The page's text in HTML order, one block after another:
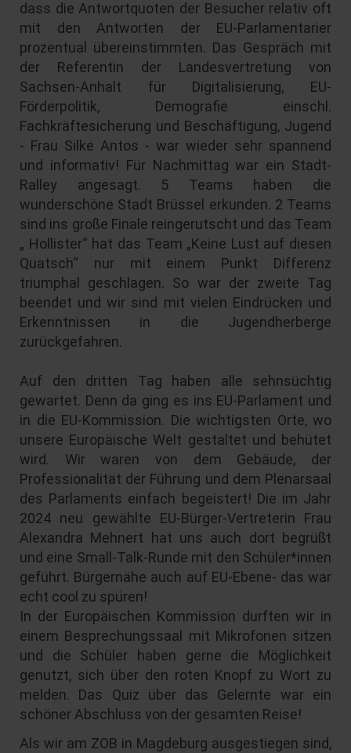
dass die Antwortquoten der Besucher relativ oft
mit den Antworten der EU-Parlamentarier
prozentual übereinstimmten. Das Gespräch mit
der Referentin der Landesvertretung von
Sachsen-Anhalt für Digitalisierung, EU-
Förderpolitik, Demografie einschl.
Fachkräftesicherung und Beschäftigung, Jugend
- Frau Silke Antos - war wieder sehr spannend
und informativ! Für Nachmittag war ein Stadt-
Ralley angesagt. 5 Teams haben die
wunderschöne Stadt Brüssel erkunden. 2 Teams
sind ins große Finale reingerutscht und das Team
„ Hollister“ hat das Team „Keine Lust auf diesen
Quatsch“ nur mit einem Punkt Differenz
triumphal geschlagen. So war der zweite Tag
beendet und wir sind mit vielen Eindrücken und
Erkenntnissen in die Jugendherberge
zurückgefahren.
Auf den dritten Tag haben alle sehnsüchtig
gewartet. Denn da ging es ins EU-Parlament und
in die EU-Kommission. Die wichtigsten Orte, wo
unsere Europäische Welt gestaltet und behütet
wird. Wir waren von dem Gebäude, der
Professionalität der Führung und dem Plenarsaal
des Parlaments einfach begeistert! Die im Jahr
2024 neu gewählte EU-Bürger-Vertreterin Frau
Alexandra Mehnert hat uns auch dort begrüßt
und eine Small-Talk-Runde mit den Schüler*innen
geführt. Bürgernähe auch auf EU-Ebene- das war
echt cool zu spüren!
In der Europäischen Kommission durften wir in
einem Besprechungssaal mit Mikrofonen sitzen
und die Schüler haben gerne die Möglichkeit
genutzt, sich über den roten Knopf zu Wort zu
melden. Das Quiz über das Gelernte war ein
schöner Abschluss von der gesamten Reise!
Als wir am ZOB in Magdeburg ausgestiegen sind,